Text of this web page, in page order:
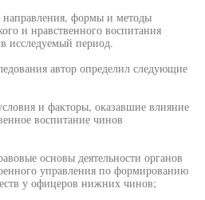
направления, формы и методы
и нравственного воспитания
исследуемый период.
автор определил следующие
и факторы, оказавшие влияние
воспитание чинов
основы деятельности органов
управления по формированию
у офицеров нижних чинов;